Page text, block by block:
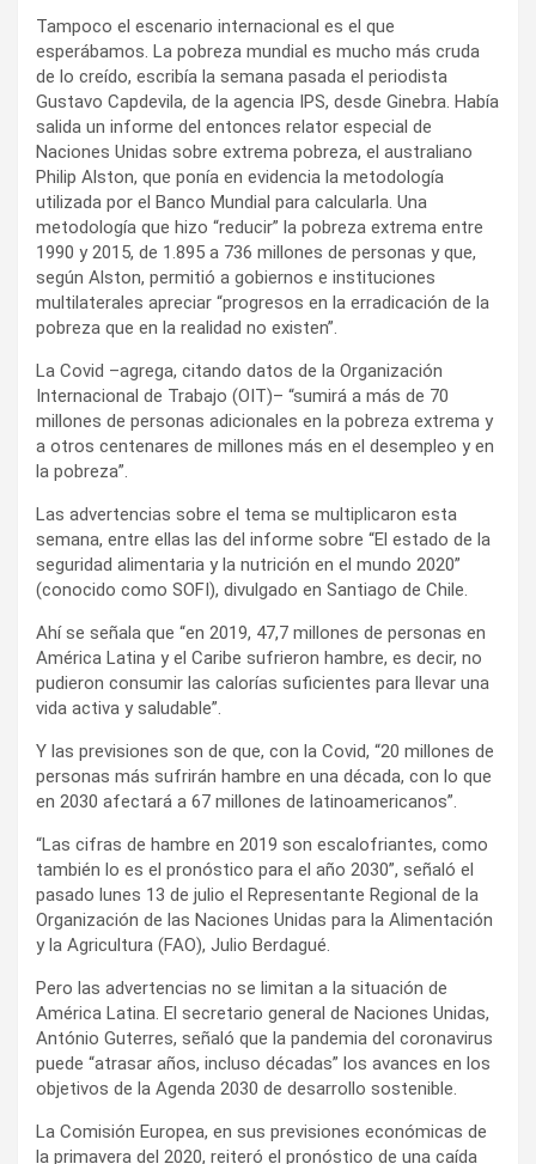
Tampoco el escenario internacional es el que
esperábamos. La pobreza mundial es mucho más cruda
de lo creído, escribía la semana pasada el periodista
Gustavo Capdevila, de la agencia IPS, desde Ginebra. Había
salida un informe del entonces relator especial de
Naciones Unidas sobre extrema pobreza, el australiano
Philip Alston, que ponía en evidencia la metodología
utilizada por el Banco Mundial para calcularla. Una
metodología que hizo “reducir” la pobreza extrema entre
1990 y 2015, de 1.895 a 736 millones de personas y que,
según Alston, permitió a gobiernos e instituciones
multilaterales apreciar “progresos en la erradicación de la
pobreza que en la realidad no existen”.
La Covid –agrega, citando datos de la Organización
Internacional de Trabajo (OIT)– “sumirá a más de 70
millones de personas adicionales en la pobreza extrema y
a otros centenares de millones más en el desempleo y en
la pobreza”.
Las advertencias sobre el tema se multiplicaron esta
semana, entre ellas las del informe sobre “El estado de la
seguridad alimentaria y la nutrición en el mundo 2020”
(conocido como SOFI), divulgado en Santiago de Chile.
Ahí se señala que “en 2019, 47,7 millones de personas en
América Latina y el Caribe sufrieron hambre, es decir, no
pudieron consumir las calorías suficientes para llevar una
vida activa y saludable”.
Y las previsiones son de que, con la Covid, “20 millones de
personas más sufrirán hambre en una década, con lo que
en 2030 afectará a 67 millones de latinoamericanos”.
“Las cifras de hambre en 2019 son escalofriantes, como
también lo es el pronóstico para el año 2030”, señaló el
pasado lunes 13 de julio el Representante Regional de la
Organización de las Naciones Unidas para la Alimentación
y la Agricultura (FAO), Julio Berdagué.
Pero las advertencias no se limitan a la situación de
América Latina. El secretario general de Naciones Unidas,
António Guterres, señaló que la pandemia del coronavirus
puede “atrasar años, incluso décadas” los avances en los
objetivos de la Agenda 2030 de desarrollo sostenible.
La Comisión Europea, en sus previsiones económicas de
la primavera del 2020, reiteró el pronóstico de una caída